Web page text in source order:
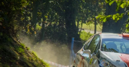
HISTORIE
TECHNIKA